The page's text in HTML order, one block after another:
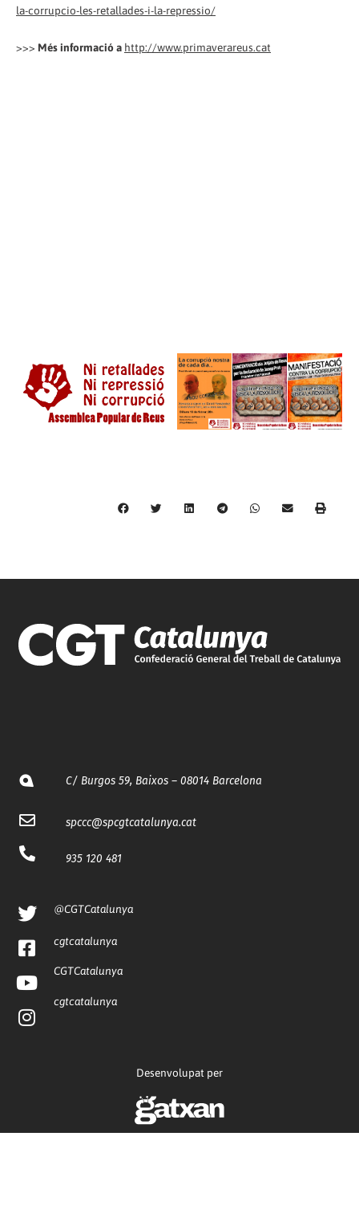
la-corrupcio-les-retallades-i-la-repressio/
>>> Més informació a http://www.primaverareus.cat
C/ Burgos 59, Baixos – 08014 Barcelona
spccc@spcgtcatalunya.cat
935 120 481
@CGTCatalunya
cgtcatalunya
CGTCatalunya
cgtcatalunya
Desenvolupat per